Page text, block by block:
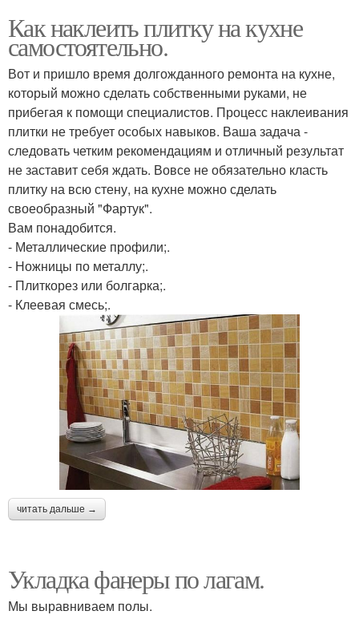
Как наклеить плитку на кухне
самостоятельно.
Вот и пришло время долгожданного ремонта на кухне,
который можно сделать собственными руками, не
прибегая к помощи специалистов. Процесс наклеивания
плитки не требует особых навыков. Ваша задача -
следовать четким рекомендациям и отличный результат
не заставит себя ждать. Вовсе не обязательно класть
плитку на всю стену, на кухне можно сделать
своеобразный "Фартук".
Вам понадобится.
- Металлические профили;.
- Ножницы по металлу;.
- Плиткорез или болгарка;.
- Клеевая смесь;.
читать дальше →
Укладка фанеры по лагам.
Мы выравниваем полы.